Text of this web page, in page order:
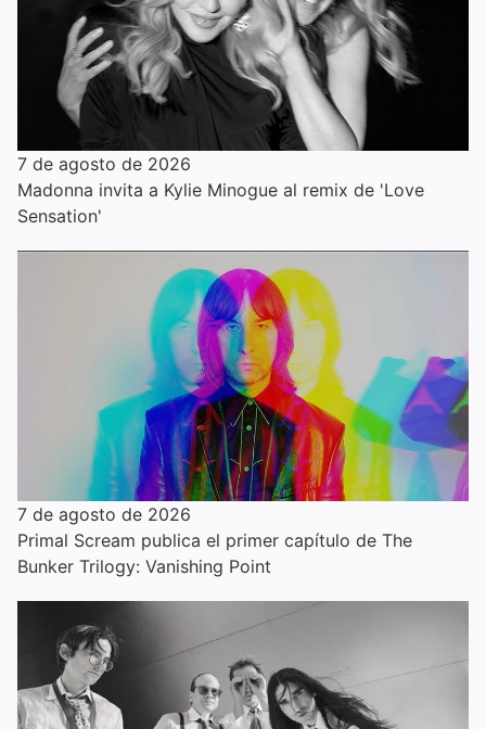
7 de agosto de 2026
Madonna invita a Kylie Minogue al remix de 'Love
Sensation'
7 de agosto de 2026
Primal Scream publica el primer capítulo de The
Bunker Trilogy: Vanishing Point